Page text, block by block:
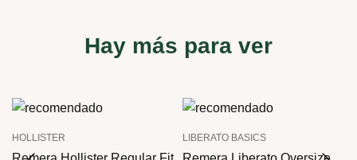
Hay más para ver
HOLLISTER LIBERATO BASICS